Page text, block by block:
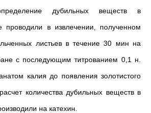
дубильных веществ в
проводили в извлечении, полученном
листьев в течение 30 мин на
с последующим титрованием 0,1 н.
калия до появления золотистого
количества дубильных веществ в
на катехин.